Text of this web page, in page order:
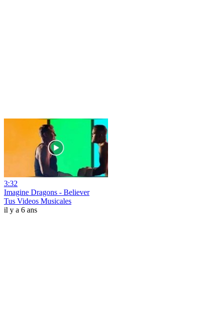
3:32
Imagine Dragons - Believer
Tus Videos Musicales
il y a 6 ans